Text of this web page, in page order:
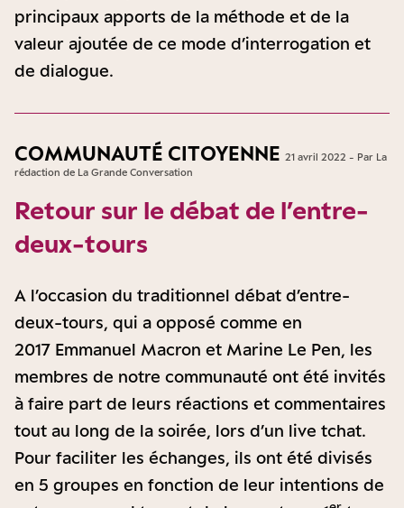
principaux apports de la méthode et de la
valeur ajoutée de ce mode d’interrogation et
de dialogue.
COMMUNAUTÉ CITOYENNE 21 avril 2022 - Par La
rédaction de La Grande Conversation
Retour sur le débat de l’entre-
deux-tours
A l’occasion du traditionnel débat d’entre-
deux-tours, qui a opposé comme en
2017 Emmanuel Macron et Marine Le Pen, les
membres de notre communauté ont été invités
à faire part de leurs réactions et commentaires
tout au long de la soirée, lors d’un live tchat.
Pour faciliter les échanges, ils ont été divisés
en 5 groupes en fonction de leur intentions de